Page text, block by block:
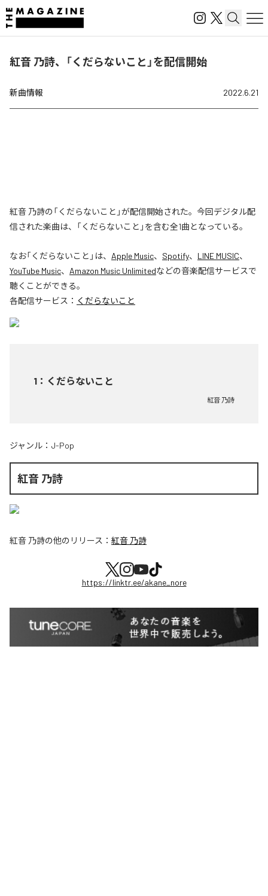
紅音 乃詩、「くだらないこと」を配信開始
新曲情報 2022.6.21
紅音 乃詩の「くだらないこと」が配信開始された。今回デジタル配
信された楽曲は、「くだらないこと」を含む全1曲となっている。
なお「くだらないこと 」は、 Apple Music、 Spotify、 LINE MUSIC、
YouTube Music、 Amazon Music Unlimitedなどの音楽配信サービスで
聴くことができる。
各配信サービス： くだらないこと
1 ： くだらないこと
紅音 乃詩
ジャンル： J-Pop
紅音 乃詩
紅音 乃詩の他のリリース： 紅音 乃詩
https://linktr.ee/akane_nore